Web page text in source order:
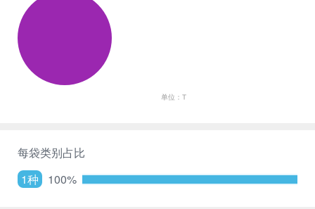
每袋类别占比
1种 100%